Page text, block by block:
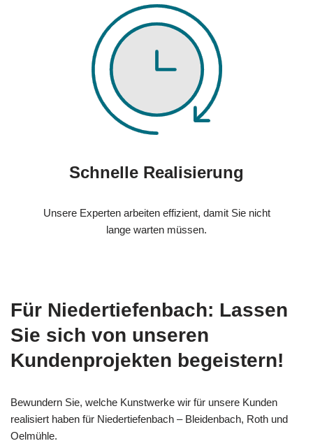
Schnelle Realisierung
Unsere Experten arbeiten effizient, damit Sie nicht
lange warten müssen.
Für Niedertiefenbach: Lassen
Sie sich von unseren
Kundenprojekten begeistern!
Bewundern Sie, welche Kunstwerke wir für unsere Kunden
realisiert haben für Niedertiefenbach – Bleidenbach, Roth und
Oelmühle.